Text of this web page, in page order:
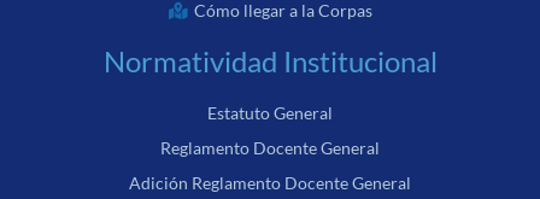
Cómo llegar a la Corpas
Normatividad Institucional
Estatuto General
Reglamento Docente General
Adición Reglamento Docente General